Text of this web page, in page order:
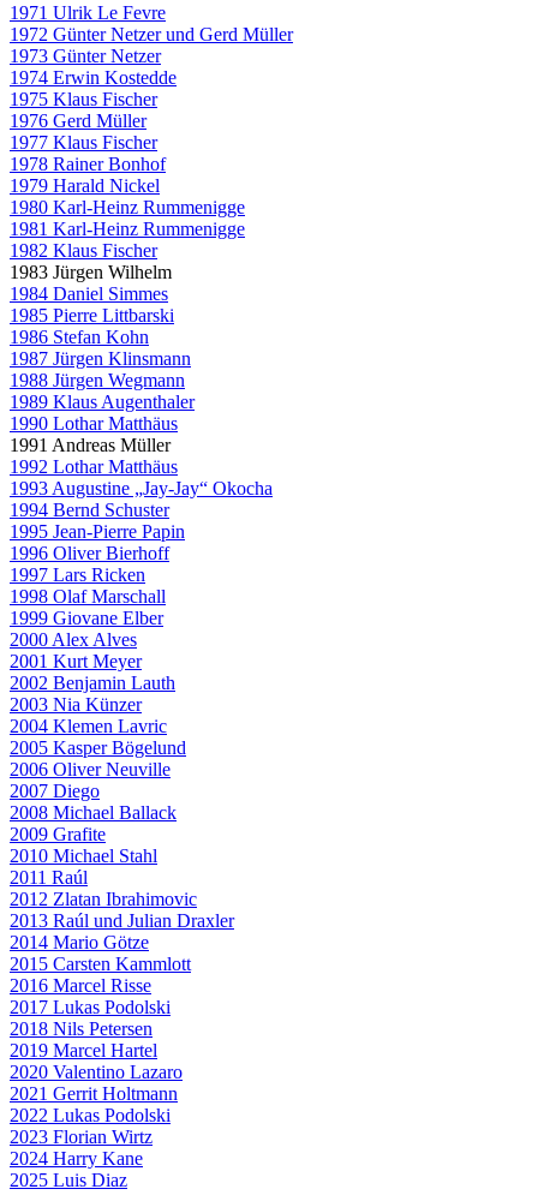
1971 Ulrik Le Fevre
1972 Günter Netzer und Gerd Müller
1973 Günter Netzer
1974 Erwin Kostedde
1975 Klaus Fischer
1976 Gerd Müller
1977 Klaus Fischer
1978 Rainer Bonhof
1979 Harald Nickel
1980 Karl-Heinz Rummenigge
1981 Karl-Heinz Rummenigge
1982 Klaus Fischer
1983 Jürgen Wilhelm
1984 Daniel Simmes
1985 Pierre Littbarski
1986 Stefan Kohn
1987 Jürgen Klinsmann
1988 Jürgen Wegmann
1989 Klaus Augenthaler
1990 Lothar Matthäus
1991 Andreas Müller
1992 Lothar Matthäus
1993 Augustine „Jay-Jay“ Okocha
1994 Bernd Schuster
1995 Jean-Pierre Papin
1996 Oliver Bierhoff
1997 Lars Ricken
1998 Olaf Marschall
1999 Giovane Elber
2000 Alex Alves
2001 Kurt Meyer
2002 Benjamin Lauth
2003 Nia Künzer
2004 Klemen Lavric
2005 Kasper Bögelund
2006 Oliver Neuville
2007 Diego
2008 Michael Ballack
2009 Grafite
2010 Michael Stahl
2011 Raúl
2012 Zlatan Ibrahimovic
2013 Raúl und Julian Draxler
2014 Mario Götze
2015 Carsten Kammlott
2016 Marcel Risse
2017 Lukas Podolski
2018 Nils Petersen
2019 Marcel Hartel
2020 Valentino Lazaro
2021 Gerrit Holtmann
2022 Lukas Podolski
2023 Florian Wirtz
2024 Harry Kane
2025 Luis Diaz